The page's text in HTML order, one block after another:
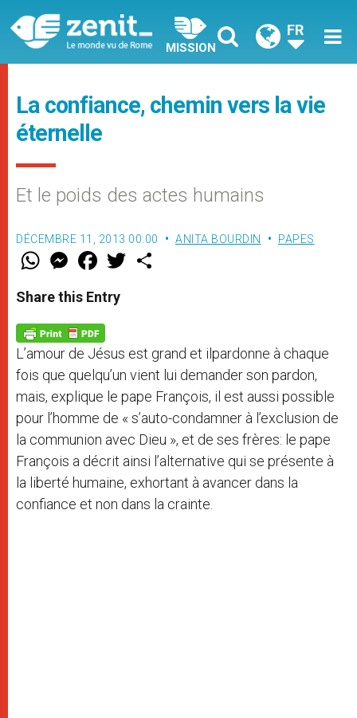
MISSION
FR
La confiance, chemin vers la vie
éternelle
Et le poids des actes humains
DÉCEMBRE 11, 2013 00:00 ANITA BOURDIN PAPES
W
t
s
p
p
M
e
s
e
g
e
r
F
a
e
b
o
k
w
Share this Entry
L’amour de Jésus est grand et ilpardonne à chaque
fois que quelqu’un vient lui demander son pardon,
mais, explique le pape François, il est aussi possible
pour l’homme de « s’auto-condamner à l’exclusion de
la communion avec Dieu », et de ses frères: le pape
François a décrit ainsi l’alternative qui se présente à
la liberté humaine, exhortant à avancer dans la
confiance et non dans la crainte.